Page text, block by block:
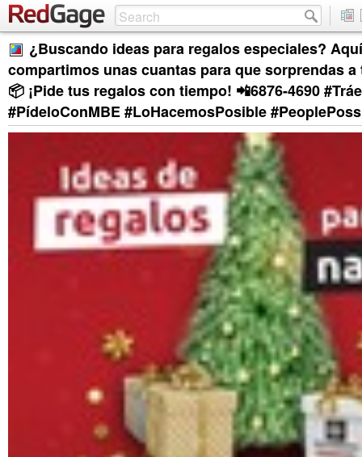
¿Buscando ideas para regalos especiales?
compartimos unas cuantas para que sorprendas a
📦 ¡Pide tus regalos con tiempo! 📲6876-4690
#PídeloConMBE #LoHacemosPosible